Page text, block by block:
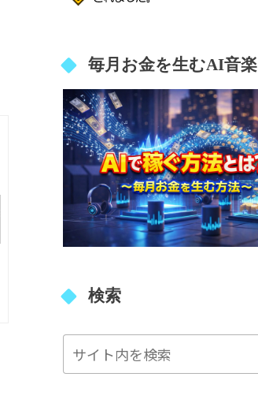
毎月お金を生むAI音楽
検索